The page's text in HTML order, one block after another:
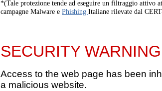
*(Tale protezione tende ad eseguire un filtraggio attivo
campagne Malware e Phishing Italiane rilevate dal
SECURITY
Access to the web page has been
a malicious website.